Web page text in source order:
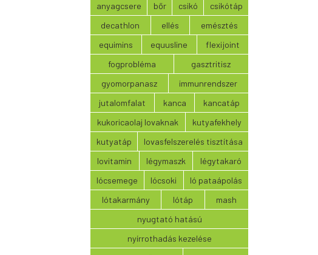
anyagcsere bőr csikó
csikótáp
decathlon
ellés
emésztés
equimins
equusline
flexijoint
fogprobléma
gasztritisz
gyomorpanasz
immunrendszer
jutalomfalat
kanca
kancatáp
kukoricaolaj lovaknak
kutyafekhely
kutyatáp
lovasfelszerelés tisztítása
lovitamin
légymaszk
légytakaró
lócsemege
lócsoki
ló pataápolás
lótakarmány
lótáp
mash
nyugtató hatású
nyírrothadás kezelése